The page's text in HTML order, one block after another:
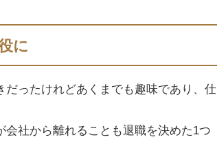
に
ったけれどあくまでも趣味であり、仕
社から離れることも退職を決めた1つ